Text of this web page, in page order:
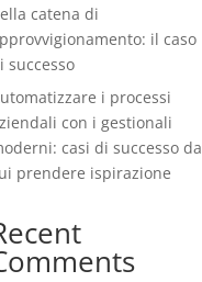
catena di
il caso
successo
i processi
con i gestionali
casi di successo da
prendere ispirazione